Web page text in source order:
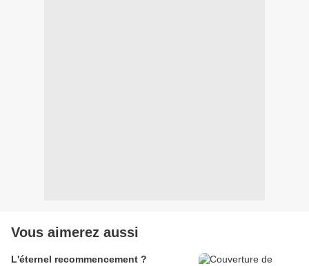
Vous aimerez aussi
L'éternel recommencement ?